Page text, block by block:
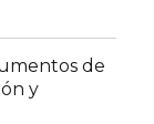
de
y